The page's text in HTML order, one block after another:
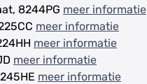
8244PG meer informatie
meer informatie
meer informatie
meer informatie
meer informatie